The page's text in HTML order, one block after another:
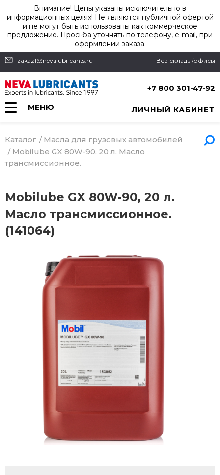
Внимание! Цены указаны исключительно в
информационных целях! Не являются публичной офертой
и не могут быть использованы как коммерческое
предложение. Просьба уточнять по телефону, e-mail, при
оформлении заказа.
zakaz1@nevalubricants.ru Все склады/офисы
+7 800 301-47-92
МЕНЮ ЛИЧНЫЙ КАБИНЕТ
Каталог / Масла для грузовых автомобилей
/ Mobilube GX 80W-90, 20 л. Масло
трансмиссионное.
Mobilube GX 80W-90, 20 л.
Масло трансмиссионное.
(141064)